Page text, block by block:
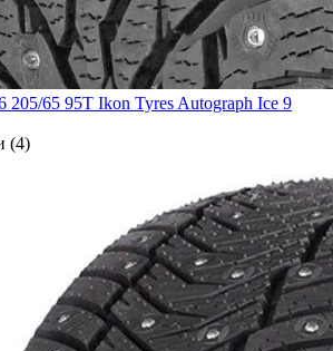
65 95T Ikon Tyres Autograph Ice 9
(4)